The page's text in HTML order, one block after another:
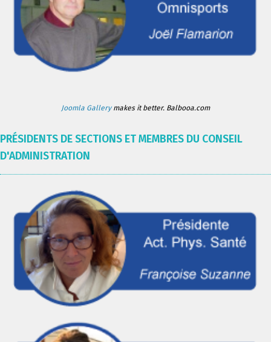
Joomla Gallerymakes it better. Balbooa.com
PRÉSIDENTS DE SECTIONS ET MEMBRES DU CONSEIL
D'ADMINISTRATION